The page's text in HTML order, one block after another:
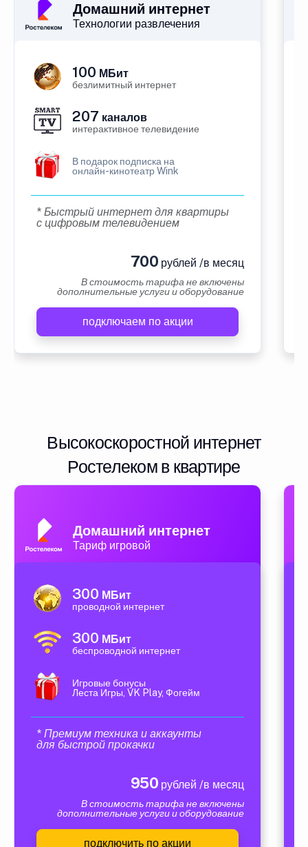
Домашний интернет
Технологии развлечения
100 МБит
безлимитный интернет
207 каналов
интерактивное телевидение
В подарок подписка на
онлайн-кинотеатр Wink
* Быстрый интернет для квартиры
с цифровым телевидением
700 рублей /в месяц
В стоимость тарифа не включены
дополнительные услуги и оборудование
подключаем по акции
Высокоскоростной интернет
Ростелеком в квартире
Домашний интернет
Тариф игровой
300 МБит
проводной интернет
300 МБит
беспроводной интернет
Игровые бонусы
Леста Игры, VK Play, Фогейм
* Премиум техника и аккаунты
для быстрой прокачки
950 рублей /в месяц
В стоимость тарифа не включены
дополнительные услуги и оборудование
подключить по акции